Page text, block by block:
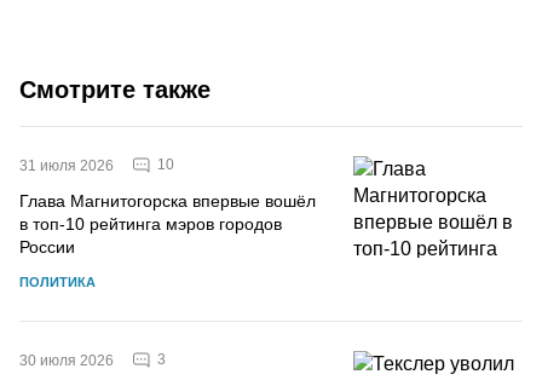
Смотрите также
31 июля 2026 10
Глава Магнитогорска впервые вошёл
в топ-10 рейтинга мэров городов
России
ПОЛИТИКА
30 июля 2026 3